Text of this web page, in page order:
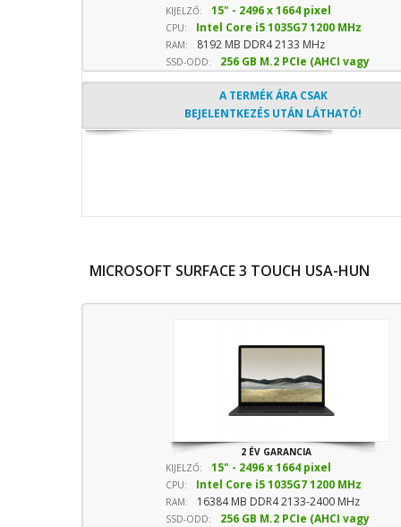
KIJELZŐ:
15" - 2496 x 1664 pixel
CPU:
Intel Core i5 1035G7 1200 MHz
sebesség
RAM: 8192 MB DDR4 2133 MHz
SSD-ODD:
256 GB M.2 PCIe (AHCI vagy
NVMe) SSD- Optika nélkül
A TERMÉK ÁRA CSAK
BEJELENTKEZÉS UTÁN LÁTHATÓ!
MICROSOFT SURFACE 3 TOUCH USA-HUN
2 ÉV GARANCIA
KIJELZŐ:
15" - 2496 x 1664 pixel
CPU:
Intel Core i5 1035G7 1200 MHz
sebesség
RAM: 16384 MB DDR4 2133-2400 MHz
SSD-ODD:
256 GB M.2 PCIe (AHCI vagy